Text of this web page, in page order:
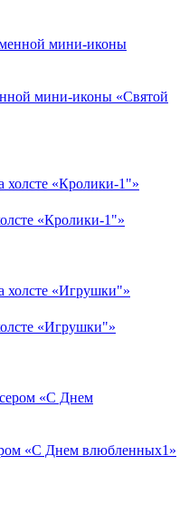
мини-иконы «Святой
«Кролики-1"»
«Игрушки"»
«С Днем влюбленных1»